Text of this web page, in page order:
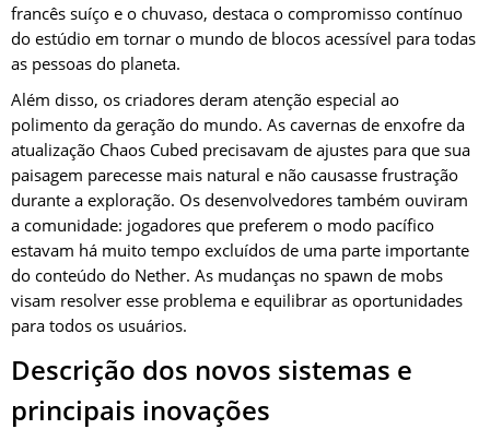
francês suíço e o chuvaso, destaca o compromisso contínuo
do estúdio em tornar o mundo de blocos acessível para todas
as pessoas do planeta.
Além disso, os criadores deram atenção especial ao
polimento da geração do mundo. As cavernas de enxofre da
atualização Chaos Cubed precisavam de ajustes para que sua
paisagem parecesse mais natural e não causasse frustração
durante a exploração. Os desenvolvedores também ouviram
a comunidade: jogadores que preferem o modo pacífico
estavam há muito tempo excluídos de uma parte importante
do conteúdo do Nether. As mudanças no spawn de mobs
visam resolver esse problema e equilibrar as oportunidades
para todos os usuários.
Descrição dos novos sistemas e
principais inovações